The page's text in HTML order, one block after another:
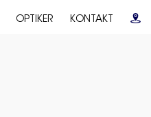
OPTIKER KONTAKT